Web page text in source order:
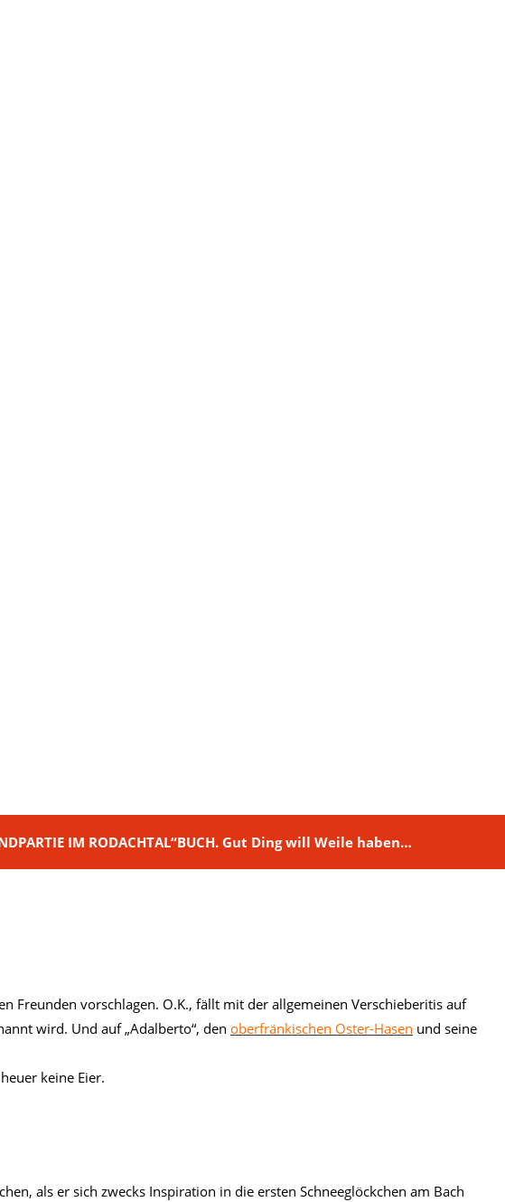
IM RODACHTAL“BUCH. Gut Ding will Weile haben…
Freunden vorschlagen. O.K., fällt mit der allgemeinen Verschieberitis auf
wird. Und auf „Adalberto“, den oberfränkischen Oster-Hasen und seine
keine Eier.
als er sich zwecks Inspiration in die ersten Schneeglöckchen am Bach